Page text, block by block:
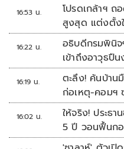
16:53 น.
โปรดเกล้าฯ ถ
สูงสุด แต่งตั้ง
16:22 น.
อธิบดีกรมพินิ
เข้าถึงอาวุธปื
ชนวนสำคัญ
16:19 น.
ตะลึง! ค้นบ้าน
ก่อเหตุ-คอมฯ
16:02 น.
ให้จริง! ประธา
5 ปี วอนฟื้นกอ